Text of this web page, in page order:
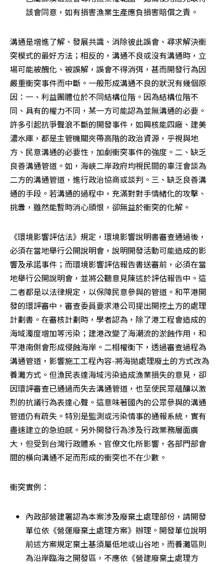
該會同意，如有損害漁業生產應負損害賠償之責。
溝通是增進了解、發展共識、消除彼此誤會、尋求解決衝
突模式的最好方法；相反的，溝通不良或沒有溝通時，立
場可能被醜化、被誤解，誤會不得消弭，甚而開發行為因
嚴重衝突事件而中斷。一般形成溝通不良的狀況有幾個原
因：一、利益團體位於不同結構位階。因為結構位階不
同、具有的權力不同，某一方可能認為並無溝通的必要。
許多引起抗爭聲浪不斷的開發事件，如興核能四廠、建美
濃水庫，都是主管機關夾帶高階的政治資源，乎視與地
方、民意溝通的必要性，加劇衝突事件的強度。二、缺乏
良善溝通管道。如，海峽二岸政府均視民間的辜汪會談為
二方的溝通管道，進行政治協商或談判。三、缺乏良善溝
通的手段。若溝通的過程中，充滿對對手情緒化的攻擊、
挑釁，雖然能暫時消心頭恨，卻無益於衝突的化解。
《環境影響評估法》規定，環境影響說明書審查通過後，
必須在當地舉行公開說明會，說明開發活動可能造成的影
響及承諾事件；而環境影響評估報告書送審前，必須在當
地舉行公開說明會，並將公聽意見陳述於評估報告中。這
二者都是以法律規定，以保障民意參與的管道。和平港開
發的環評審中，審查委員要求港公司提出開挖土方的處理
計劃書。在審核計劃時，學者認為，除了港工程會造成的
海域濁度增加等污染；建港改變了海潮流的淤蝕作用，和
平港南側會形成侵蝕海岸。二相權衡下，透過審查過程為
溝通管道，影響施工工程內容-將海拋處理廢土的方式改為
養灘方式。但漁民表達海域污染造成漁業損失的意見，卻
因環評審查已通過而失去溝通管道，也至使民眾蘊釀以激
烈的抗議行為表達心聲。這意味著國內的公眾參與的溝通
管道仍有疏失。特別是監測或污染情事的通報系統，實有
盡速建立的急迫感。另外開發行為涉及行政業務層面廣
大，但受到台灣行政體系、官僚文化所影響，各部門部會
間的橫向溝通不足而形成的衝突也不在少數。
衝突實例：
內政部營建署認為本案涉及廢棄土處理部份，請開發
單位依《營運廢棄土處理方案》辦理。開發單位說明
前述方案規定棄土基須屬低地或山谷地，而養灘區則
為沿岸臨海之開發區，不應依《營建廢棄土處理方